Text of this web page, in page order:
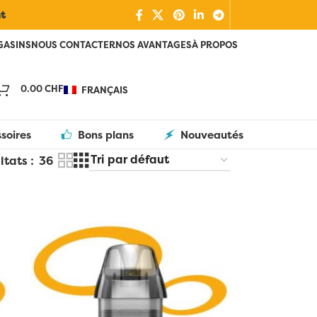
NOUS CONTACTERNOS AVANTAGESÀ PROPOS
0.00CHF FRANÇAIS
Bons plans Nouveautés
36